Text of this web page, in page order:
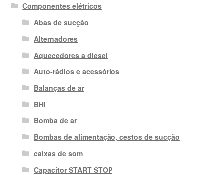
Componentes elétricos
Abas de sucção
Alternadores
Aquecedores a diesel
Auto-rádios e acessórios
Balanças de ar
BHI
Bomba de ar
Bombas de alimentação, cestos de sucção
caixas de som
Capacitor START STOP